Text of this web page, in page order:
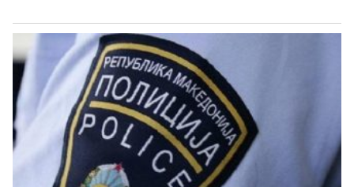
цел да ја приложат таквата лажна медицинска
документација пред осигурителни компании и да
земат отштета.